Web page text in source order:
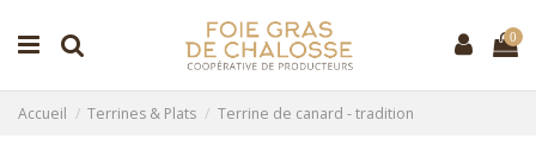
0
Accueil Terrines & Plats Terrine de canard - tradition